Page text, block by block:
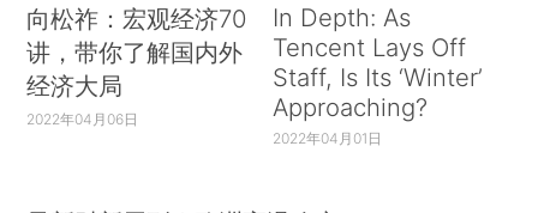
向松祚：宏观经济70
讲，带你了解国内外
经济大局
2022年04月06日
In Depth: As
Tencent Lays Off
Staff, Is Its ‘Winter’
Approaching?
2022年04月01日